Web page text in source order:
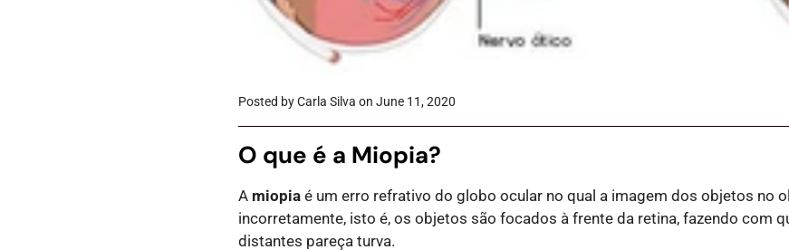
Posted by Carla Silva on June 11, 2020
O que é a Miopia?
A miopia é um erro refrativo do globo ocular no qual a imagem dos objetos no
incorretamente, isto é, os objetos são focados à frente da retina, fazendo com
distantes pareça turva.